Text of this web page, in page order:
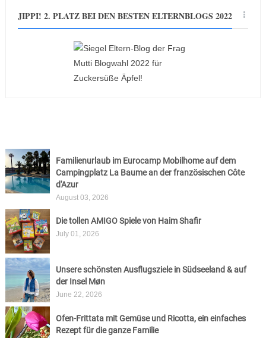
JIPPI! 2. PLATZ BEI DEN BESTEN ELTERNBLOGS 2022
Familienurlaub im Eurocamp Mobilhome auf dem
Campingplatz La Baume an der französischen Côte
d'Azur
August 03, 2026
Die tollen AMIGO Spiele von Haim Shafir
July 01, 2026
Unsere schönsten Ausflugsziele in Südseeland & auf
der Insel Møn
June 22, 2026
Ofen-Frittata mit Gemüse und Ricotta, ein einfaches
Rezept für die ganze Familie